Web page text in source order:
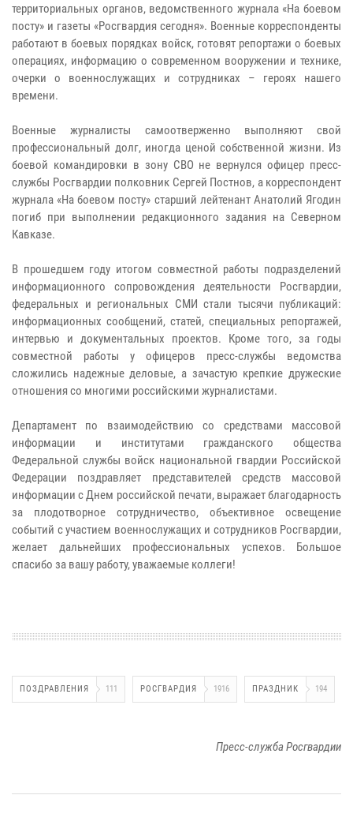
территориальных органов, ведомственного журнала «На боевом
посту» и газеты «Росгвардия сегодня». Военные корреспонденты
работают в боевых порядках войск, готовят репортажи о боевых
операциях, информацию о современном вооружении и технике,
очерки о военнослужащих и сотрудниках – героях нашего
времени.
Военные журналисты самоотверженно выполняют свой
профессиональный долг, иногда ценой собственной жизни. Из
боевой командировки в зону СВО не вернулся офицер пресс-
службы Росгвардии полковник Сергей Постнов, а корреспондент
журнала «На боевом посту» старший лейтенант Анатолий Ягодин
погиб при выполнении редакционного задания на Северном
Кавказе.
В прошедшем году итогом совместной работы подразделений
информационного сопровождения деятельности Росгвардии,
федеральных и региональных СМИ стали тысячи публикаций:
информационных сообщений, статей, специальных репортажей,
интервью и документальных проектов. Кроме того, за годы
совместной работы у офицеров пресс-службы ведомства
сложились надежные деловые, а зачастую крепкие дружеские
отношения со многими российскими журналистами.
Департамент по взаимодействию со средствами массовой
информации и институтами гражданского общества
Федеральной службы войск национальной гвардии Российской
Федерации поздравляет представителей средств массовой
информации с Днем российской печати, выражает благодарность
за плодотворное сотрудничество, объективное освещение
событий с участием военнослужащих и сотрудников Росгвардии,
желает дальнейших профессиональных успехов. Большое
спасибо за вашу работу, уважаемые коллеги!
ПОЗДРАВЛЕНИЯ 111 РОСГВАРДИЯ 1916 ПРАЗДНИК 194
Пресс-служба Росгвардии